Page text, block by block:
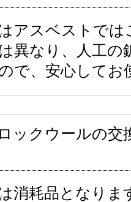
アスベストでは
異なり、人工の
で、安心してお
ックウールの交
消耗品となりま